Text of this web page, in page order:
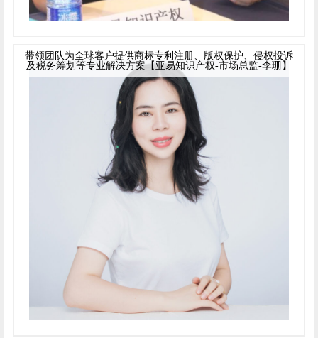
带领团队为全球客户提供商标专利注册、版权保护、侵权投诉
及税务筹划等专业解决方案【亚易知识产权-市场总监-李珊】